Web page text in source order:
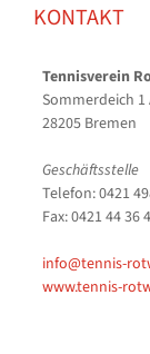
KONTAKT
Tennisverein
Sommerdeich 1
28205 Bremen
Geschäftsstelle
Telefon: 0421
Fax: 0421 44 36
info@tennis-
www.tennis-